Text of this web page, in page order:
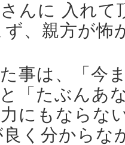
んに 入れ
、親方が怖
事は、「今
「たぶんあ
にもならな
く分からな